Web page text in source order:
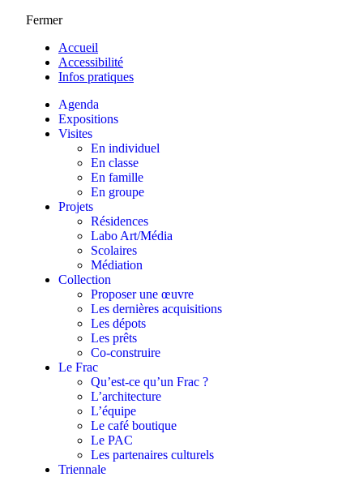
Fermer
Accueil
Accessibilité
Infos pratiques
Agenda
Expositions
Visites
En individuel
En classe
En famille
En groupe
Projets
Résidences
Labo Art/Média
Scolaires
Médiation
Collection
Proposer une œuvre
Les dernières acquisitions
Les dépots
Les prêts
Co-construire
Le Frac
Qu’est-ce qu’un Frac ?
L’architecture
L’équipe
Le café boutique
Le PAC
Les partenaires culturels
Triennale